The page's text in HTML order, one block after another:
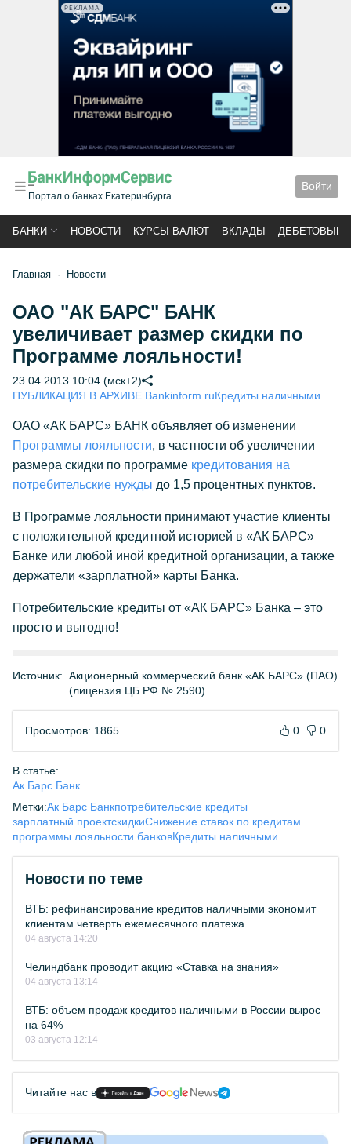
РЕКЛАМА
Портал о банках Екатеринбурга
Войти
БАНКИ НОВОСТИ КУРСЫ ВАЛЮТ ВКЛАДЫ ДЕБЕТОВЫЕ
Главная Новости
ОАО "АК БАРС" БАНК
увеличивает размер скидки по
Программе лояльности!
23.04.2013 10:04 (мск+2)
ПУБЛИКАЦИЯ В АРХИВЕ Bankinform.ruКредиты наличными
ОАО «АК БАРС» БАНК объявляет об изменении
Программы лояльности, в частности об увеличении
размера скидки по программе кредитования на
потребительские нужды до 1,5 процентных пунктов.
В Программе лояльности принимают участие клиенты
с положительной кредитной историей в «АК БАРС»
Банке или любой иной кредитной организации, а также
держатели «зарплатной» карты Банка.
Потребительские кредиты от «АК БАРС» Банка – это
просто и выгодно!
Источник: Акционерный коммерческий банк «АК БАРС» (ПАО)
(лицензия ЦБ РФ № 2590)
Просмотров: 1865 0 0
В статье:
Ак Барс Банк
Метки:Ак Барс Банкпотребительские кредиты
зарплатный проектскидкиСнижение ставок по кредитам
программы лояльности банковКредиты наличными
Новости по теме
ВТБ: рефинансирование кредитов наличными экономит
клиентам четверть ежемесячного платежа
04 августа 14:20
Челиндбанк проводит акцию «Ставка на знания»
04 августа 13:14
ВТБ: объем продаж кредитов наличными в России вырос
на 64%
03 августа 12:14
Читайте нас в